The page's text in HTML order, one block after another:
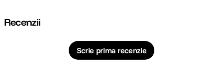
Recenzii
Scrie prima recenzie